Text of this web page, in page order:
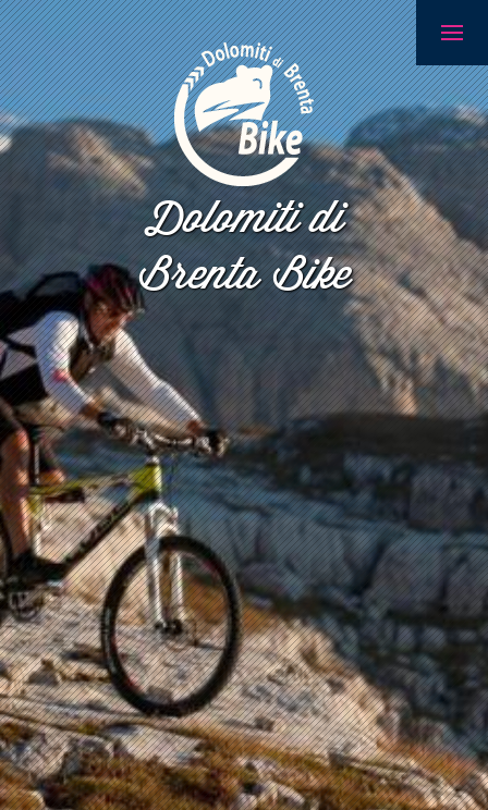
Dolomiti di
Brenta Bike